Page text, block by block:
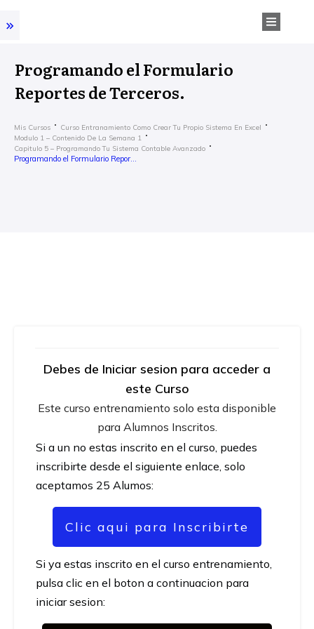
Programando el Formulario
Reportes de Terceros.
Mis Cursos
Curso Entranamiento Como Crear Tu Propio Sistema En Excel
Modulo 1 – Contenido De La Semana 1
Capitulo 5 – Programando Tu Sistema Contable Avanzado
Programando el Formulario Reportes de Terceros.
Debes de Iniciar sesion para acceder a
este Curso
Este curso entrenamiento solo esta disponible
para Alumnos Inscritos.
Si a un no estas inscrito en el curso, puedes
inscribirte desde el siguiente enlace, solo
aceptamos 25 Alumos:
Clic aqui para Inscribirte
Si ya estas inscrito en el curso entrenamiento,
pulsa clic en el boton a continuacion para
iniciar sesion: